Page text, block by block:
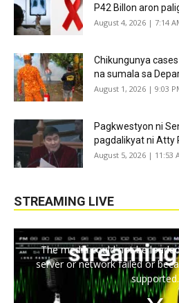
P42 Billon aron
August 4, 2026 | 7:14
Chikungunya
na sumala sa
August 1, 2026 | 9:03
Pagkwestyon ni
pagdalikyat ni Atty
August 5, 2026 | 11:53
STREAMING LIVE
The media could not be
server or network failed or
supported.